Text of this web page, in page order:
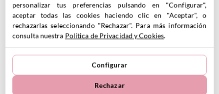
por muy pequeño que sea, recordemos que no debemos
protegerles del agua si no enseñarles a disfrutarla,
sentaremos al pequeño a nuestro lado con los pies o
echaremos al peque un poquito para atrás de tal manera
que saque los pies del agua y así los papás puedan
personalizar tus preferencias pulsando en "Configurar",
aceptar todas las cookies haciendo clic en "Aceptar", o
rechazarlas seleccionando "Rechazar". Para más información
consulta nuestra Política de Privacidad y Cookies.
Configurar
Rechazar